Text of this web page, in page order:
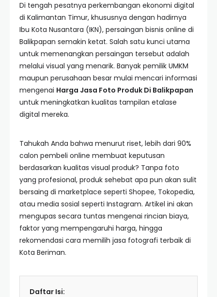
Di tengah pesatnya perkembangan ekonomi digital
di Kalimantan Timur, khususnya dengan hadirnya
Ibu Kota Nusantara (IKN), persaingan bisnis online di
Balikpapan semakin ketat. Salah satu kunci utama
untuk memenangkan persaingan tersebut adalah
melalui visual yang menarik. Banyak pemilik UMKM
maupun perusahaan besar mulai mencari informasi
mengenai Harga Jasa Foto Produk Di Balikpapan
untuk meningkatkan kualitas tampilan etalase
digital mereka.
Tahukah Anda bahwa menurut riset, lebih dari 90%
calon pembeli online membuat keputusan
berdasarkan kualitas visual produk? Tanpa foto
yang profesional, produk sehebat apa pun akan sulit
bersaing di marketplace seperti Shopee, Tokopedia,
atau media sosial seperti Instagram. Artikel ini akan
mengupas secara tuntas mengenai rincian biaya,
faktor yang mempengaruhi harga, hingga
rekomendasi cara memilih jasa fotografi terbaik di
Kota Beriman.
Daftar Isi: